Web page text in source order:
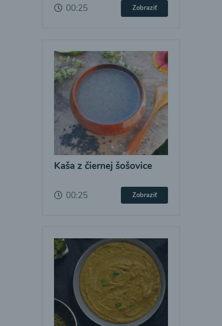
00:25 Zobraziť
Kaša z čiernej šošovice
00:25 Zobraziť